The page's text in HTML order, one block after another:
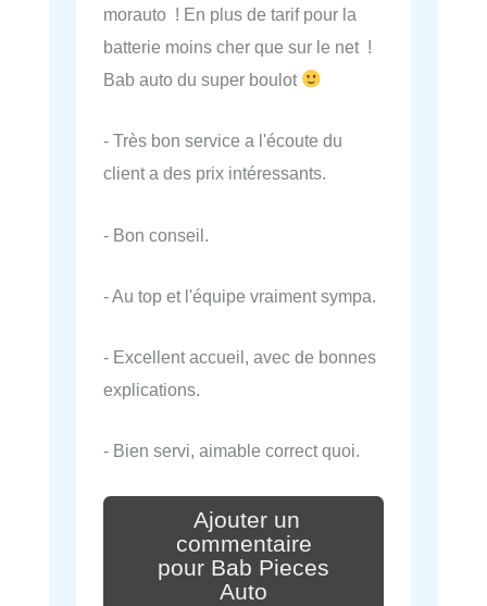
morauto ! En plus de tarif pour la
batterie moins cher que sur le net !
Bab auto du super boulot
- Très bon service a l'écoute du
client a des prix intéressants.
- Bon conseil.
- Au top et l'équipe vraiment sympa.
- Excellent accueil, avec de bonnes
explications.
- Bien servi, aimable correct quoi.
Ajouter un
commentaire
pour Bab Pieces
Auto